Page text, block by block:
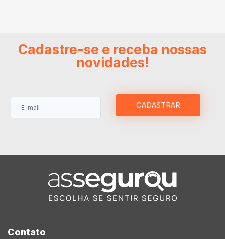
economias e criar um planejamento financeiro para
que…
Cadastre-se e receba nossas
novidades!
CADASTRAR
Contato